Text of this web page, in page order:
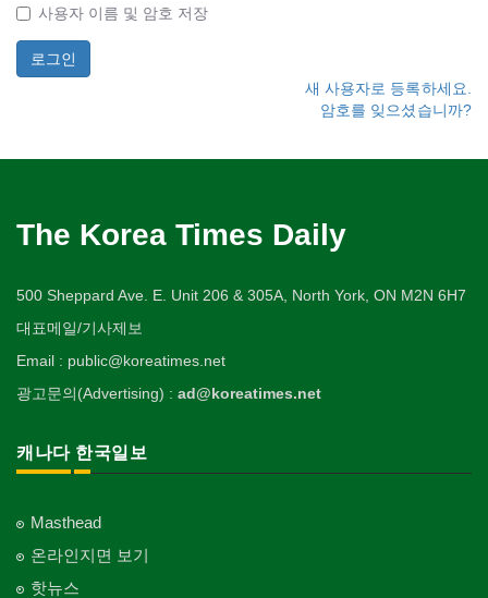
사용자 이름 및 암호 저장
새 사용자로 등록하세요.
암호를 잊으셨습니까?
The Korea Times Daily
500 Sheppard Ave. E. Unit 206 & 305A, North York, ON M2N 6H7
대표메일/기사제보
Email : public@koreatimes.net
광고문의(Advertising) : ad@koreatimes.net
캐나다 한국일보
Masthead
온라인지면 보기
핫뉴스